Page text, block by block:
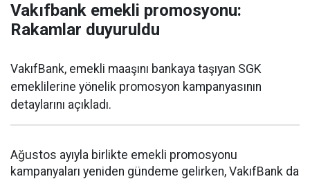
Vakıfbank emekli promosyonu:
Rakamlar duyuruldu
VakıfBank, emekli maaşını bankaya taşıyan SGK
emeklilerine yönelik promosyon kampanyasının
detaylarını açıkladı.
Ağustos ayıyla birlikte emekli promosyonu
kampanyaları yeniden gündeme gelirken, VakıfBank da